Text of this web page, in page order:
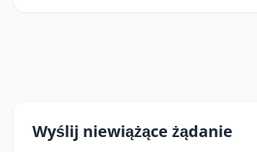
Wyślij niewiążące żądanie